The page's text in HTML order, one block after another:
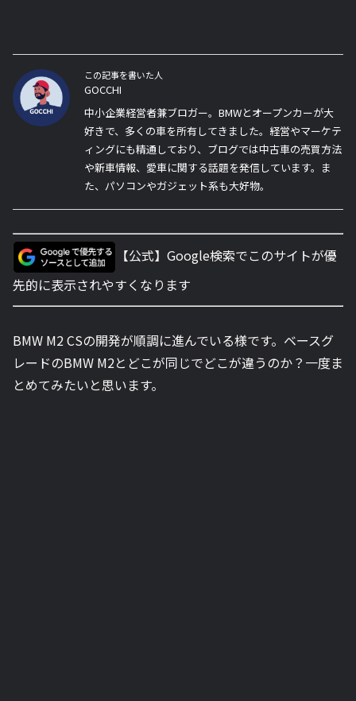
この記事を書いた人
GOCCHI
中小企業経営者兼ブロガー。BMWとオープンカーが大
好きで、多くの車を所有してきました。経営やマーケテ
ィングにも精通しており、ブログでは中古車の売買方法
や新車情報、愛車に関する話題を発信しています。ま
た、パソコンやガジェット系も大好物。
【公式】Google検索でこのサイトが優
先的に表示されやすくなります
BMW M2 CSの開発が順調に進んでいる様です。ベースグ
レードのBMW M2とどこが同じでどこが違うのか？一度ま
とめてみたいと思います。